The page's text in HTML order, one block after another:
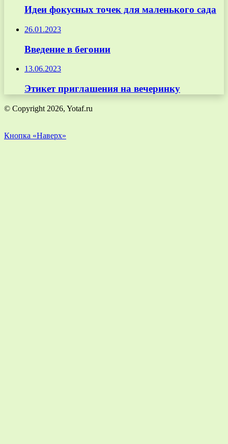
Идеи фокусных точек для маленького сада
26.01.2023
Введение в бегонии
13.06.2023
Этикет приглашения на вечеринку
© Copyright 2026, Yotaf.ru
Кнопка «Наверх»